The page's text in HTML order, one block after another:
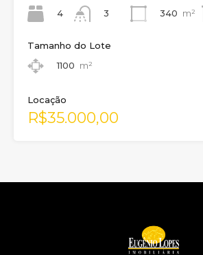
4
3
340 m²
Tamanho do Lote
1100 m²
Locação
R$35.000,00